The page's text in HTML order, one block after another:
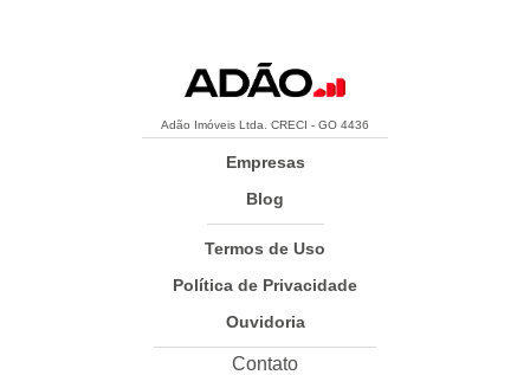
Adão Imóveis Ltda. CRECI - GO 4436
Empresas
Blog
Termos de Uso
Política de Privacidade
Ouvidoria
Contato